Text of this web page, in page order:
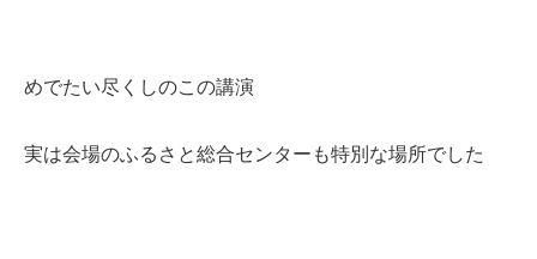
めでたい尽くしのこの講演
実は会場のふるさと総合センターも特別な場所でした